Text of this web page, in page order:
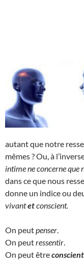
autant que notre
mêmes ? Ou, à
intime ne concerne que
dans ce que nous
donne un indice ou
vivantetconscient.
On peutpenser
On peutressentir
On peut êtreconscient